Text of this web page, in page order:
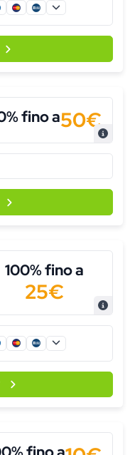
fino a50€
100% fino a
25€